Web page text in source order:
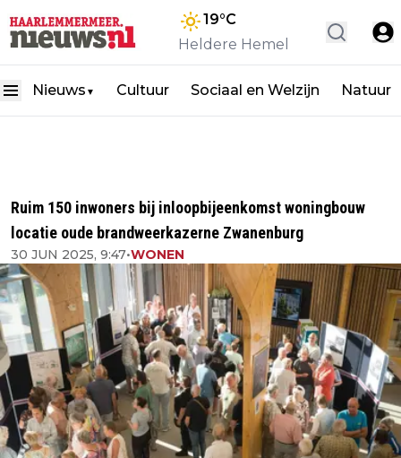
19°C
Heldere Hemel
Nieuws ▼ Cultuur Sociaal en Welzijn Natuur
Ruim 150 inwoners bij inloopbijeenkomst woningbouw
locatie oude brandweerkazerne Zwanenburg
30 JUN 2025, 9:47•WONEN